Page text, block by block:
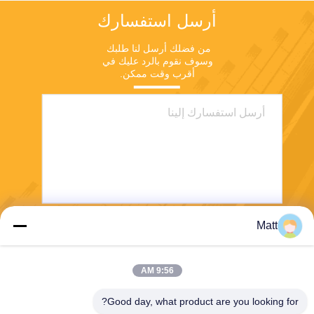
أرسل استفسارك
أقرب وقت ممكن.
Matt
9:56 AM
Good day, what product are you looking for?